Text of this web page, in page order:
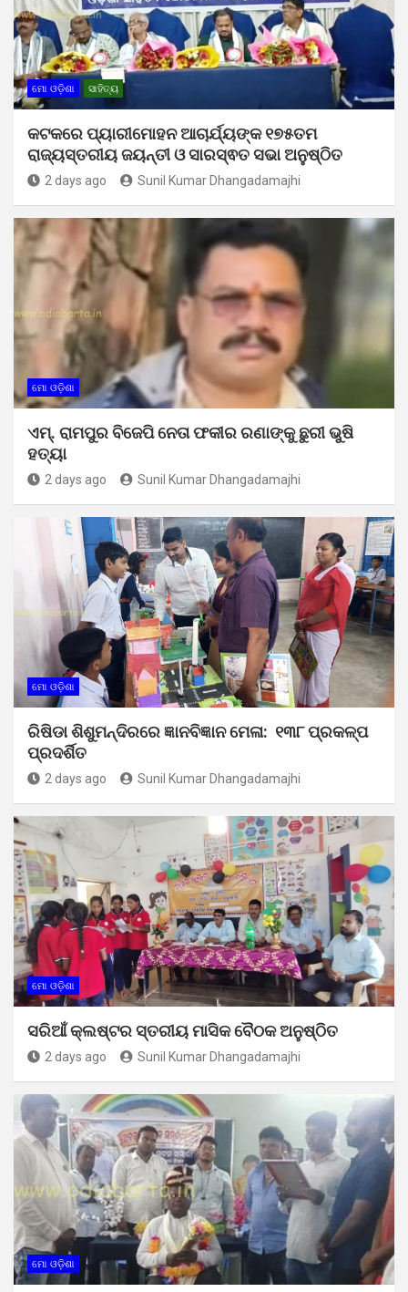
ମୋ ଓଡ଼ିଶା ସାହିତ୍ୟ
କଟକରେ ପ୍ୟାରୀମୋହନ ଆଚାର୍ଯ୍ୟଙ୍କ ୧୭୫ତମ
ରାଜ୍ୟସ୍ତରୀୟ ଜୟନ୍ତୀ ଓ ସାରସ୍ଵତ ସଭା ଅନୁଷ୍ଠିତ
2 days ago Sunil Kumar Dhangadamajhi
ମୋ ଓଡ଼ିଶା
ଏମ୍. ରାମପୁର ବିଜେପି ନେତା ଫକୀର ରଣାଙ୍କୁ ଛୁରୀ ଭୁଷି
ହତ୍ୟା
2 days ago Sunil Kumar Dhangadamajhi
ମୋ ଓଡ଼ିଶା
ରିଷିଡା ଶିଶୁମନ୍ଦିରରେ ଜ୍ଞାନବିଜ୍ଞାନ ମେଳା: ୧୩୮ ପ୍ରକଳ୍ପ
ପ୍ରଦର୍ଶିତ
2 days ago Sunil Kumar Dhangadamajhi
ମୋ ଓଡ଼ିଶା
ସରିଆଁ କ୍ଲଷ୍ଟର ସ୍ତରୀୟ ମାସିକ ବୈଠକ ଅନୁଷ୍ଠିତ
2 days ago Sunil Kumar Dhangadamajhi
ମୋ ଓଡ଼ିଶା